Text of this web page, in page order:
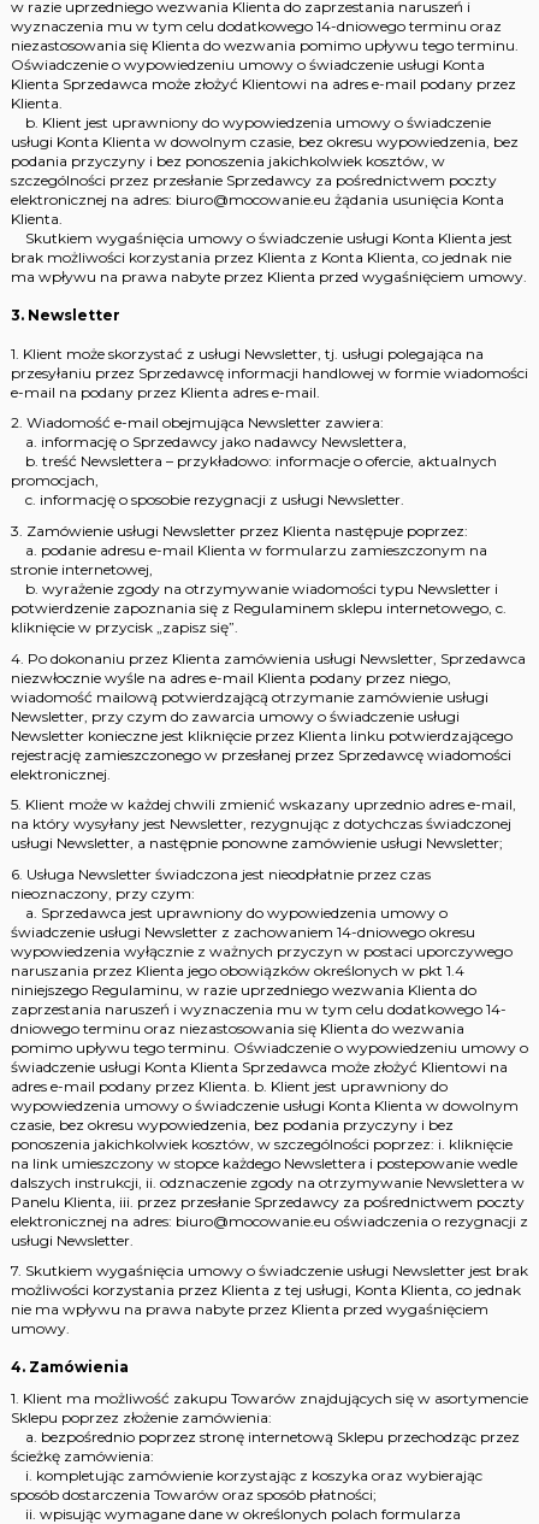
w razie uprzedniego wezwania Klienta do zaprzestania naruszeń i
wyznaczenia mu w tym celu dodatkowego 14-dniowego terminu oraz
niezastosowania się Klienta do wezwania pomimo upływu tego terminu.
Oświadczenie o wypowiedzeniu umowy o świadczenie usługi Konta
Klienta Sprzedawca może złożyć Klientowi na adres e-mail podany przez
Klienta.
b. Klient jest uprawniony do wypowiedzenia umowy o świadczenie
usługi Konta Klienta w dowolnym czasie, bez okresu wypowiedzenia, bez
podania przyczyny i bez ponoszenia jakichkolwiek kosztów, w
szczególności przez przesłanie Sprzedawcy za pośrednictwem poczty
elektronicznej na adres: biuro@mocowanie.eu żądania usunięcia Konta
Klienta.
Skutkiem wygaśnięcia umowy o świadczenie usługi Konta Klienta jest
brak możliwości korzystania przez Klienta z Konta Klienta, co jednak nie
ma wpływu na prawa nabyte przez Klienta przed wygaśnięciem umowy.
3. Newsletter
1. Klient może skorzystać z usługi Newsletter, tj. usługi polegająca na
przesyłaniu przez Sprzedawcę informacji handlowej w formie wiadomości
e-mail na podany przez Klienta adres e-mail.
2. Wiadomość e-mail obejmująca Newsletter zawiera:
a. informację o Sprzedawcy jako nadawcy Newslettera,
b. treść Newslettera – przykładowo: informacje o ofercie, aktualnych
promocjach,
c. informację o sposobie rezygnacji z usługi Newsletter.
3. Zamówienie usługi Newsletter przez Klienta następuje poprzez:
a. podanie adresu e-mail Klienta w formularzu zamieszczonym na
stronie internetowej,
b. wyrażenie zgody na otrzymywanie wiadomości typu Newsletter i
potwierdzenie zapoznania się z Regulaminem sklepu internetowego, c.
kliknięcie w przycisk „zapisz się”.
4. Po dokonaniu przez Klienta zamówienia usługi Newsletter, Sprzedawca
niezwłocznie wyśle na adres e-mail Klienta podany przez niego,
wiadomość mailową potwierdzającą otrzymanie zamówienie usługi
Newsletter, przy czym do zawarcia umowy o świadczenie usługi
Newsletter konieczne jest kliknięcie przez Klienta linku potwierdzającego
rejestrację zamieszczonego w przesłanej przez Sprzedawcę wiadomości
elektronicznej.
5. Klient może w każdej chwili zmienić wskazany uprzednio adres e-mail,
na który wysyłany jest Newsletter, rezygnując z dotychczas świadczonej
usługi Newsletter, a następnie ponowne zamówienie usługi Newsletter;
6. Usługa Newsletter świadczona jest nieodpłatnie przez czas
nieoznaczony, przy czym:
a. Sprzedawca jest uprawniony do wypowiedzenia umowy o
świadczenie usługi Newsletter z zachowaniem 14-dniowego okresu
wypowiedzenia wyłącznie z ważnych przyczyn w postaci uporczywego
naruszania przez Klienta jego obowiązków określonych w pkt 1.4
niniejszego Regulaminu, w razie uprzedniego wezwania Klienta do
zaprzestania naruszeń i wyznaczenia mu w tym celu dodatkowego 14-
dniowego terminu oraz niezastosowania się Klienta do wezwania
pomimo upływu tego terminu. Oświadczenie o wypowiedzeniu umowy o
świadczenie usługi Konta Klienta Sprzedawca może złożyć Klientowi na
adres e-mail podany przez Klienta. b. Klient jest uprawniony do
wypowiedzenia umowy o świadczenie usługi Konta Klienta w dowolnym
czasie, bez okresu wypowiedzenia, bez podania przyczyny i bez
ponoszenia jakichkolwiek kosztów, w szczególności poprzez: i. kliknięcie
na link umieszczony w stopce każdego Newslettera i postepowanie wedle
dalszych instrukcji, ii. odznaczenie zgody na otrzymywanie Newslettera w
Panelu Klienta, iii. przez przesłanie Sprzedawcy za pośrednictwem poczty
elektronicznej na adres: biuro@mocowanie.eu oświadczenia o rezygnacji z
usługi Newsletter.
7. Skutkiem wygaśnięcia umowy o świadczenie usługi Newsletter jest brak
możliwości korzystania przez Klienta z tej usługi, Konta Klienta, co jednak
nie ma wpływu na prawa nabyte przez Klienta przed wygaśnięciem
umowy.
4. Zamówienia
1. Klient ma możliwość zakupu Towarów znajdujących się w asortymencie
Sklepu poprzez złożenie zamówienia:
a. bezpośrednio poprzez stronę internetową Sklepu przechodząc przez
ścieżkę zamówienia:
i. kompletując zamówienie korzystając z koszyka oraz wybierając
sposób dostarczenia Towarów oraz sposób płatności;
ii. wpisując wymagane dane w określonych polach formularza